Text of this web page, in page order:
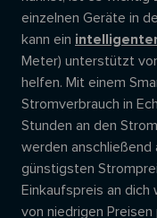
einzelnen Geräte in
kann ein
Meter) unterstützt
helfen. Mit einem
Stromverbrauch in
Stunden an den
werden anschließend
günstigsten
Einkaufspreis an dich
von niedrigen Preisen